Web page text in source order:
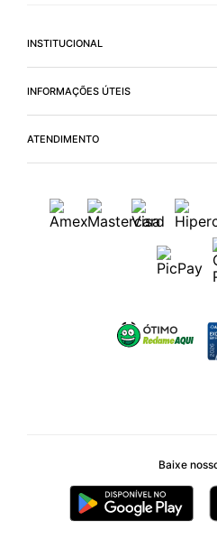
INSTITUCIONAL
INFORMAÇÕES ÚTEIS
ATENDIMENTO
Baixe